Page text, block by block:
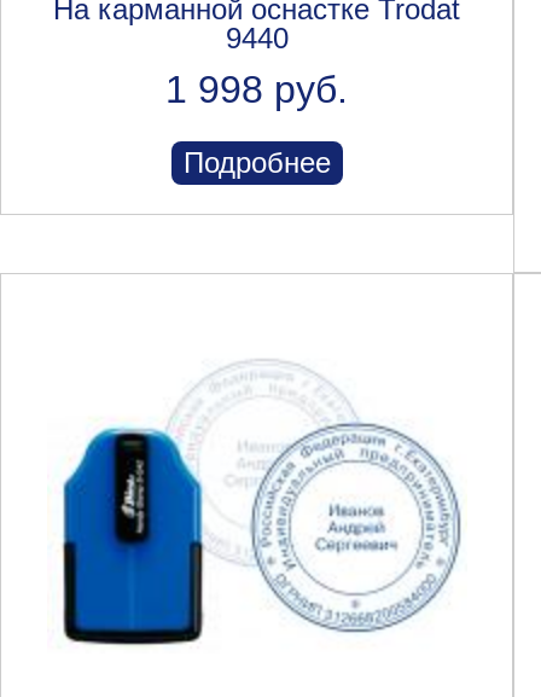
На карманной оснастке Trodat
9440
1 998 руб.
Подробнее